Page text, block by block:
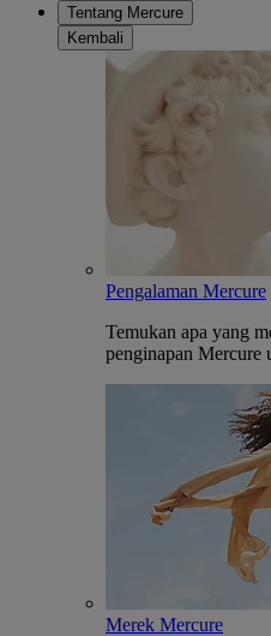
Tentang Mercure
Kembali
Pengalaman Mercure
Temukan apa yang
penginapan Mercure
Merek Mercure